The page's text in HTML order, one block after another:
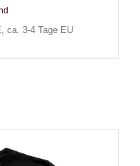
ca. 3-4 Tage EU